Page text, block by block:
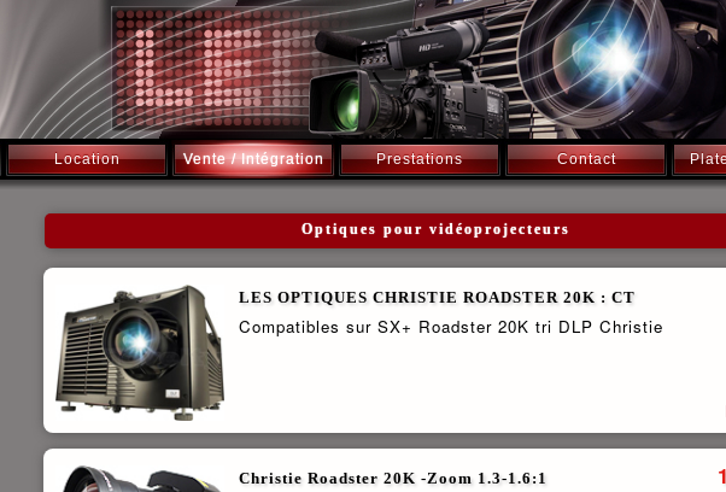
Location Vente / Intégration Prestations Contact
Optiques pour vidéoprojecteurs
LES OPTIQUES CHRISTIE ROADSTER 20K : CT
Compatibles sur SX+ Roadster 20K tri DLP Christie
Christie Roadster 20K -Zoom 1.3-1.6:1